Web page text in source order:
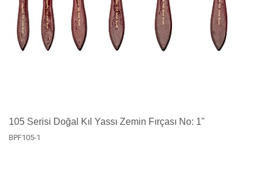
105 Serisi Doğal Kıl Yassı Zemin Fırçası No: 1"
BPF105-1